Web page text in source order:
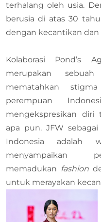
terhalang oleh usia.
berusia di atas 30
dengan kecantikan dan
Kolaborasi Pond’s
merupakan
mematahkan
perempuan
mengekspresikan diri
apa pun. JFW sebagai
Indonesia adalah
memadukan fashion
untuk merayakan